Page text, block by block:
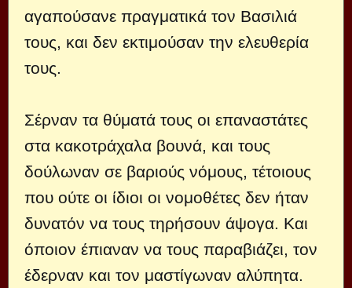
αγαπούσανε πραγματικά τον Βασιλιά
τους, και δεν εκτιμούσαν την ελευθερία
τους.
Σέρναν τα θύματά τους οι επαναστάτες
στα κακοτράχαλα βουνά, και τους
δούλωναν σε βαριούς νόμους, τέτοιους
που ούτε οι ίδιοι οι νομοθέτες δεν ήταν
δυνατόν να τους τηρήσουν άψογα. Και
όποιον έπιαναν να τους παραβιάζει, τον
έδερναν και τον μαστίγωναν αλύπητα.